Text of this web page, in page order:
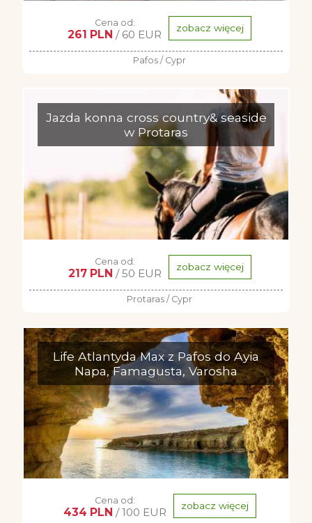
Cena od:
261 PLN / 60 EUR zobacz więcej
Pafos / Cypr
Jazda konna cross country& seaside
w Protaras
Cena od:
217 PLN / 50 EUR zobacz więcej
Protaras / Cypr
Life Atlantyda Max z Pafos do Ayia
Napa, Famagusta, Varosha
Cena od:
434 PLN / 100 EUR zobacz więcej